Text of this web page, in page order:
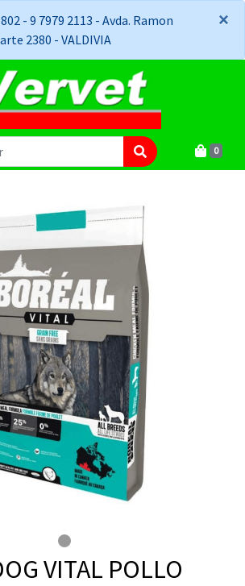
- 9 7979 2113 - Avda. Ramon
2380 - VALDIVIA
×
×
0
VITAL POLLO